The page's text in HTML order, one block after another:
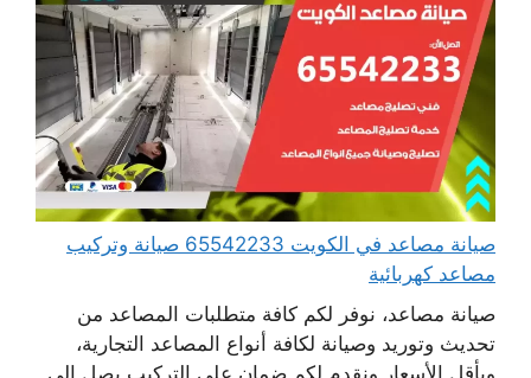
صيانة مصاعد في الكويت 65542233 صيانة وتركيب
مصاعد كهربائية
صيانة مصاعد، نوفر لكم كافة متطلبات المصاعد من
تحديث وتوريد وصيانة لكافة أنواع المصاعد التجارية،
وبأقل الأسعار ونقدم لكم ضمان على التركيب يصل إلى